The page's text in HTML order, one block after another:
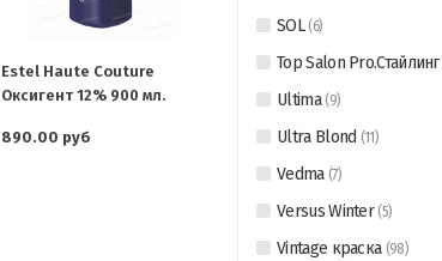
SOL (6)
Top Salon Pro.Стайлинг
Ultima (9)
Ultra Blond (11 )
Vedma (7)
Versus Winter (5)
Vintage краска (98)
Estel Haute Couture
Оксигент 12% 900 мл.
890.00 руб